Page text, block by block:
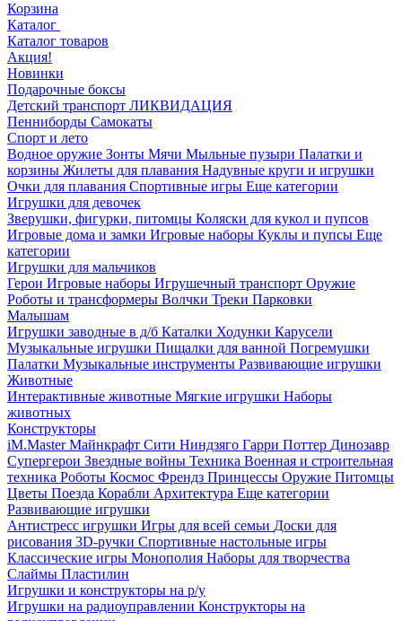
Корзина
Каталог
Каталог товаров
Акция!
Новинки
Подарочные боксы
Детский транспорт ЛИКВИДАЦИЯ
Пенниборды Самокаты
Спорт и лето
Водное оружие Зонты Мячи Мыльные пузыри Палатки и
корзины Жилеты для плавания Надувные круги и игрушки
Очки для плавания Спортивные игры Еще категории
Игрушки для девочек
Зверушки, фигурки, питомцы Коляски для кукол и пупсов
Игровые дома и замки Игровые наборы Куклы и пупсы Еще
категории
Игрушки для мальчиков
Герои Игровые наборы Игрушечный транспорт Оружие
Роботы и трансформеры Волчки Треки Парковки
Малышам
Игрушки заводные в д/б Каталки Ходунки Карусели
Музыкальные игрушки Пищалки для ванной Погремушки
Палатки Музыкальные инструменты Развивающие игрушки
Животные
Интерактивные животные Мягкие игрушки Наборы
животных
Конструкторы
iM.Master Майнкрафт Сити Ниндзяго Гарри Поттер Динозавр
Супергерои Звездные войны Техника Военная и строительная
техника Роботы Космос Френдз Принцессы Оружие Питомцы
Цветы Поезда Корабли Архитектура Еще категории
Развивающие игрушки
Антистресс игрушки Игры для всей семьи Доски для
рисования 3D-ручки Спортивные настольные игры
Классические игры Монополия Наборы для творчества
Слаймы Пластилин
Игрушки и конструкторы на р/у
Игрушки на радиоуправлении Конструкторы на